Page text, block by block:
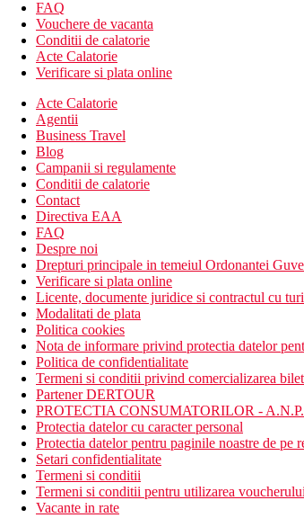
restaurantul principal
bar de zi
camera cu televizorul
sala de conferinta
conexiune la internet (contra cost)
Wi-Fi (contra cost)
piscina cu piscina integrata (sezlonguri si
Descrierea plajei
nisipos
sezlonguri si umbrele contra cost
Activitati sportive gratuite
programe de animatie
Activitati sportive contra cost
sporturi acvatice pe plaja
biliard
Mese
Demipensiune
Mic dejun si cina tip bufet
Categoria oficiala
3 stele
Nota
In Insulele Baleare, ti se va cere sa platesti o
Distanţe
FAQ
Vouchere de vacanta
Conditii de calatorie
Acte Calatorie
Verificare si plata online
Acte Calatorie
Agentii
Business Travel
Blog
Campanii si regulamente
Conditii de calatorie
Contact
Directiva EAA
FAQ
Despre noi
Drepturi principale in temeiul Ordonantei
Verificare si plata online
Licente, documente juridice si contractul cu
Modalitati de plata
Politica cookies
Nota de informare privind protectia datelor
Politica de confidentialitate
Termeni si conditii privind comercializarea
Partener DERTOUR
PROTECTIA CONSUMATORILOR -
Protectia datelor cu caracter personal
Protectia datelor pentru paginile noastre de pe
Setari confidentialitate
Termeni si conditii
Termeni si conditii pentru utilizarea
Vacante in rate